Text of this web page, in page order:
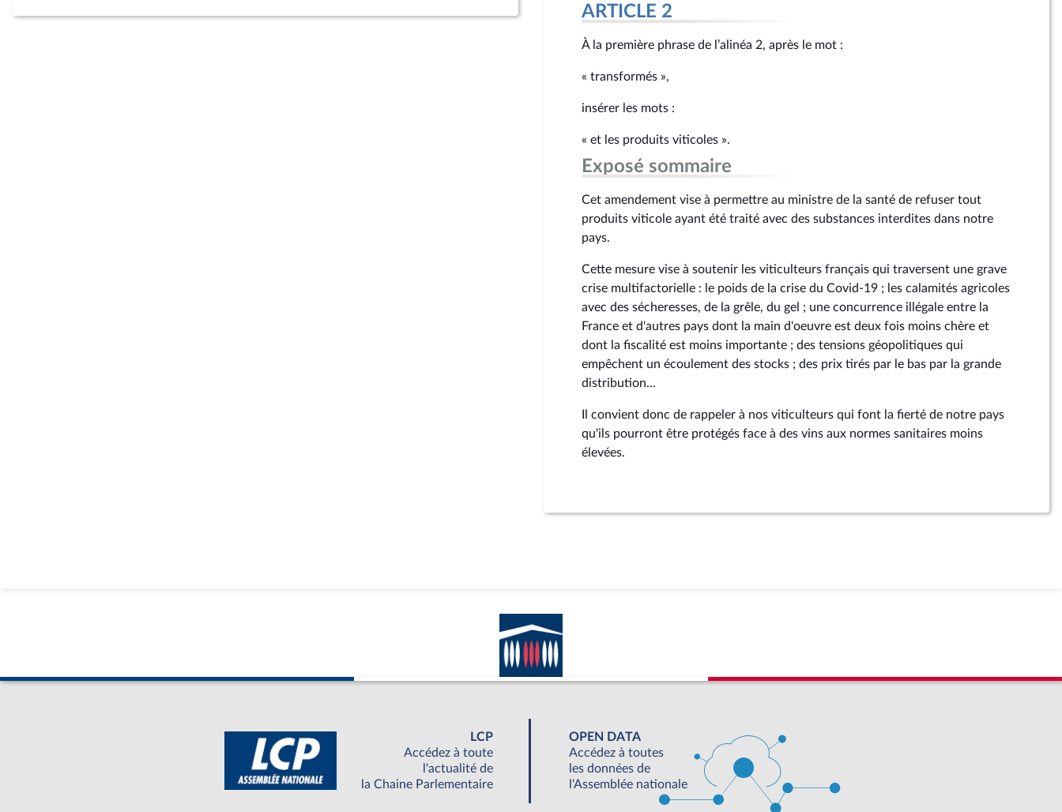
ARTICLE 2
À la première phrase de l’alinéa 2, après le mot :
« transformés »,
insérer les mots :
« et les produits viticoles ».
Exposé sommaire
Cet amendement vise à permettre au ministre de la santé de refuser tout
produits viticole ayant été traité avec des substances interdites dans notre
pays.
Cette mesure vise à soutenir les viticulteurs français qui traversent une grave
crise multifactorielle : le poids de la crise du Covid-19 ; les calamités agricoles
avec des sécheresses, de la grêle, du gel ; une concurrence illégale entre la
France et d'autres pays dont la main d'oeuvre est deux fois moins chère et
dont la fiscalité est moins importante ; des tensions géopolitiques qui
empêchent un écoulement des stocks ; des prix tirés par le bas par la grande
distribution...
Il convient donc de rappeler à nos viticulteurs qui font la fierté de notre pays
qu'ils pourront être protégés face à des vins aux normes sanitaires moins
élevées.
LCP
Accédez à toute
l'actualité de
la Chaine Parlementaire
OPEN DATA
Accédez à toutes
les données de
l'Assemblée nationale